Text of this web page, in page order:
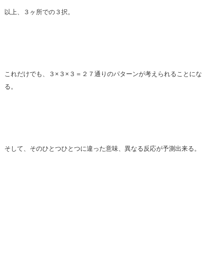
以上、３ヶ所での３択。
これだけでも、３×３×３＝２７通りのパターンが考えられることにな
る。
そして、そのひとつひとつに違った意味、異なる反応が予測出来る。